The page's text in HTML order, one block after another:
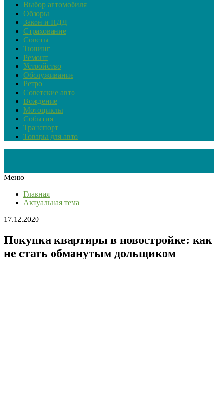
Выбор автомобиля
Обзоры
Закон и ПДД
Страхование
Советы
Тюнинг
Ремонт
Устройство
Обслуживание
Ретро
Советские авто
Вождение
Мотоциклы
События
Транспорт
Товары для авто
Меню
Главная
Актуальная тема
17.12.2020
Покупка квартиры в новостройке: как
не стать обманутым дольщиком